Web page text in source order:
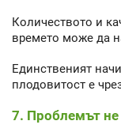
Количеството и
времето може да
Единственият
плодовитост е
7. Проблемът не